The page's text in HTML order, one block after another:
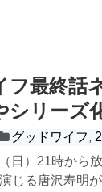
フ最終話
シリーズ
グッドワイフ,
日）21時から
じる唐沢寿明